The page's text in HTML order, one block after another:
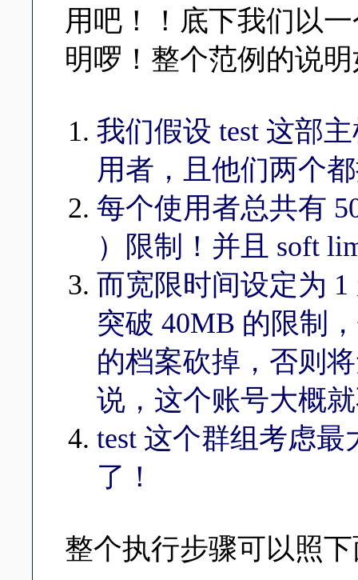
用吧！！底下我们以
明啰！整个范例的说
我们假设 test 这部
用者，且他们两个
每个使用者总共有
）限制！并且 soft
而宽限时间设定为
突破 40MB 的限制
的档案砍掉，否则
说，这个账号大概
test 这个群组考虑
了！
整个执行步骤可以照